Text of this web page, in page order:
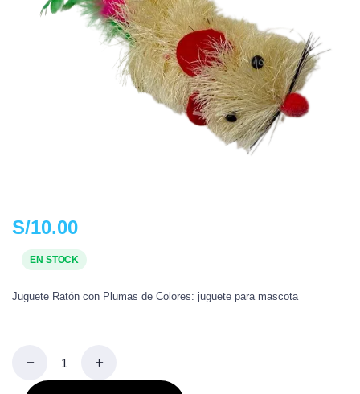
S/10.00
EN STOCK
Juguete Ratón con Plumas de Colores: juguete para mascota